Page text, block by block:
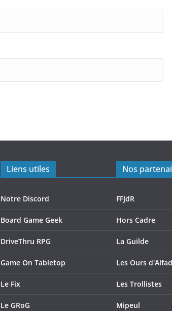
Liens utiles
Notre Discord
Board Game Geek
DriveThru RPG
Game On Tabletop
Le Fix
Le GRoG
Nos
FFJdR
Hors Cadre
La Guilde
Les Ours
Les Trollistes
Mipeul